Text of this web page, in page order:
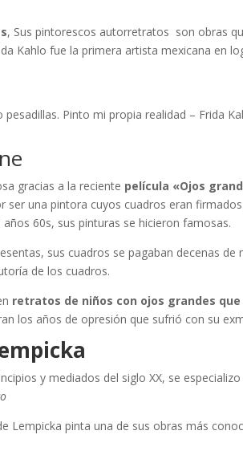
, Sus pintorescos autorretratos son obras
Kahlo fue la primera artista mexicana en
Pinto mi propia realidad – Frida
gracias a la reciente película «Ojos
ser una pintora cuyos cuadros eran
60s, sus pinturas se hicieron famosas.
sus cuadros se pagaban decenas
de los cuadros.
retratos de niños con ojos grandes
los años de opresión que sufrió con su
y mediados del siglo XX, se
Lempicka pinta una de sus obras más